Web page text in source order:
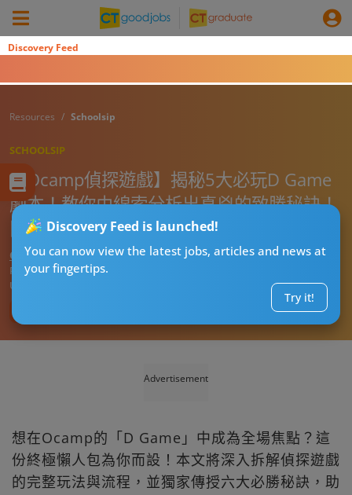
Discovery Feed
Discovery Feed is launched!
You can now view the latest jobs, articles and news at
your fingertips.
Try it!
Resources Schoolsip
SCHOOLSIP
【Ocamp偵探遊戲】揭秘5大必玩D Game
劇本！教你由線索分析出真兇的致勝秘訣！
團體遊戲最新玩法＋流程懶人包！
CTgoodjobs’ Editor
Published:2026-07-29 02:34
Updated:
Advertisement
想在Ocamp的「D Game」中成為全場焦點？這
份終極懶人包為你而設！本文將深入拆解偵探遊戲
的完整玩法與流程，並獨家傳授六大必勝秘訣，助